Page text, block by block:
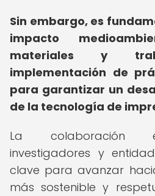
Sin embargo, es
impacto
materiales y
implementación de
para garantizar un
de la tecnología de
La colaboración
investigadores y
clave para avanzar
más sostenible y